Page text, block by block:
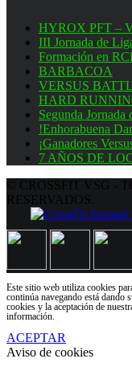
HYROX PFT –
III Jornada de
Formación en
BARBACOA
VERSUS
HARD
Segunda
!Enhorabuena
¡Ganadores
7 AÑOS DE
Este sitio web utiliza cookies
continúa navegando está dando
cookies y la aceptación de
información.
ACEPTAR
Aviso de cookies